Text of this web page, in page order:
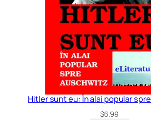
Hitler sunt eu: În alai popular
$6.99